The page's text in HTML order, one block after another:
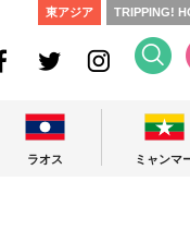
東アジア TRIPPING!
ラオス ミャンマ